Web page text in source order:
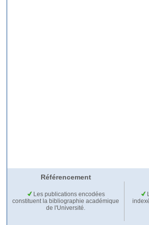
Référencement
Les publications encodées
constituent la bibliographie académique
de l'Université.